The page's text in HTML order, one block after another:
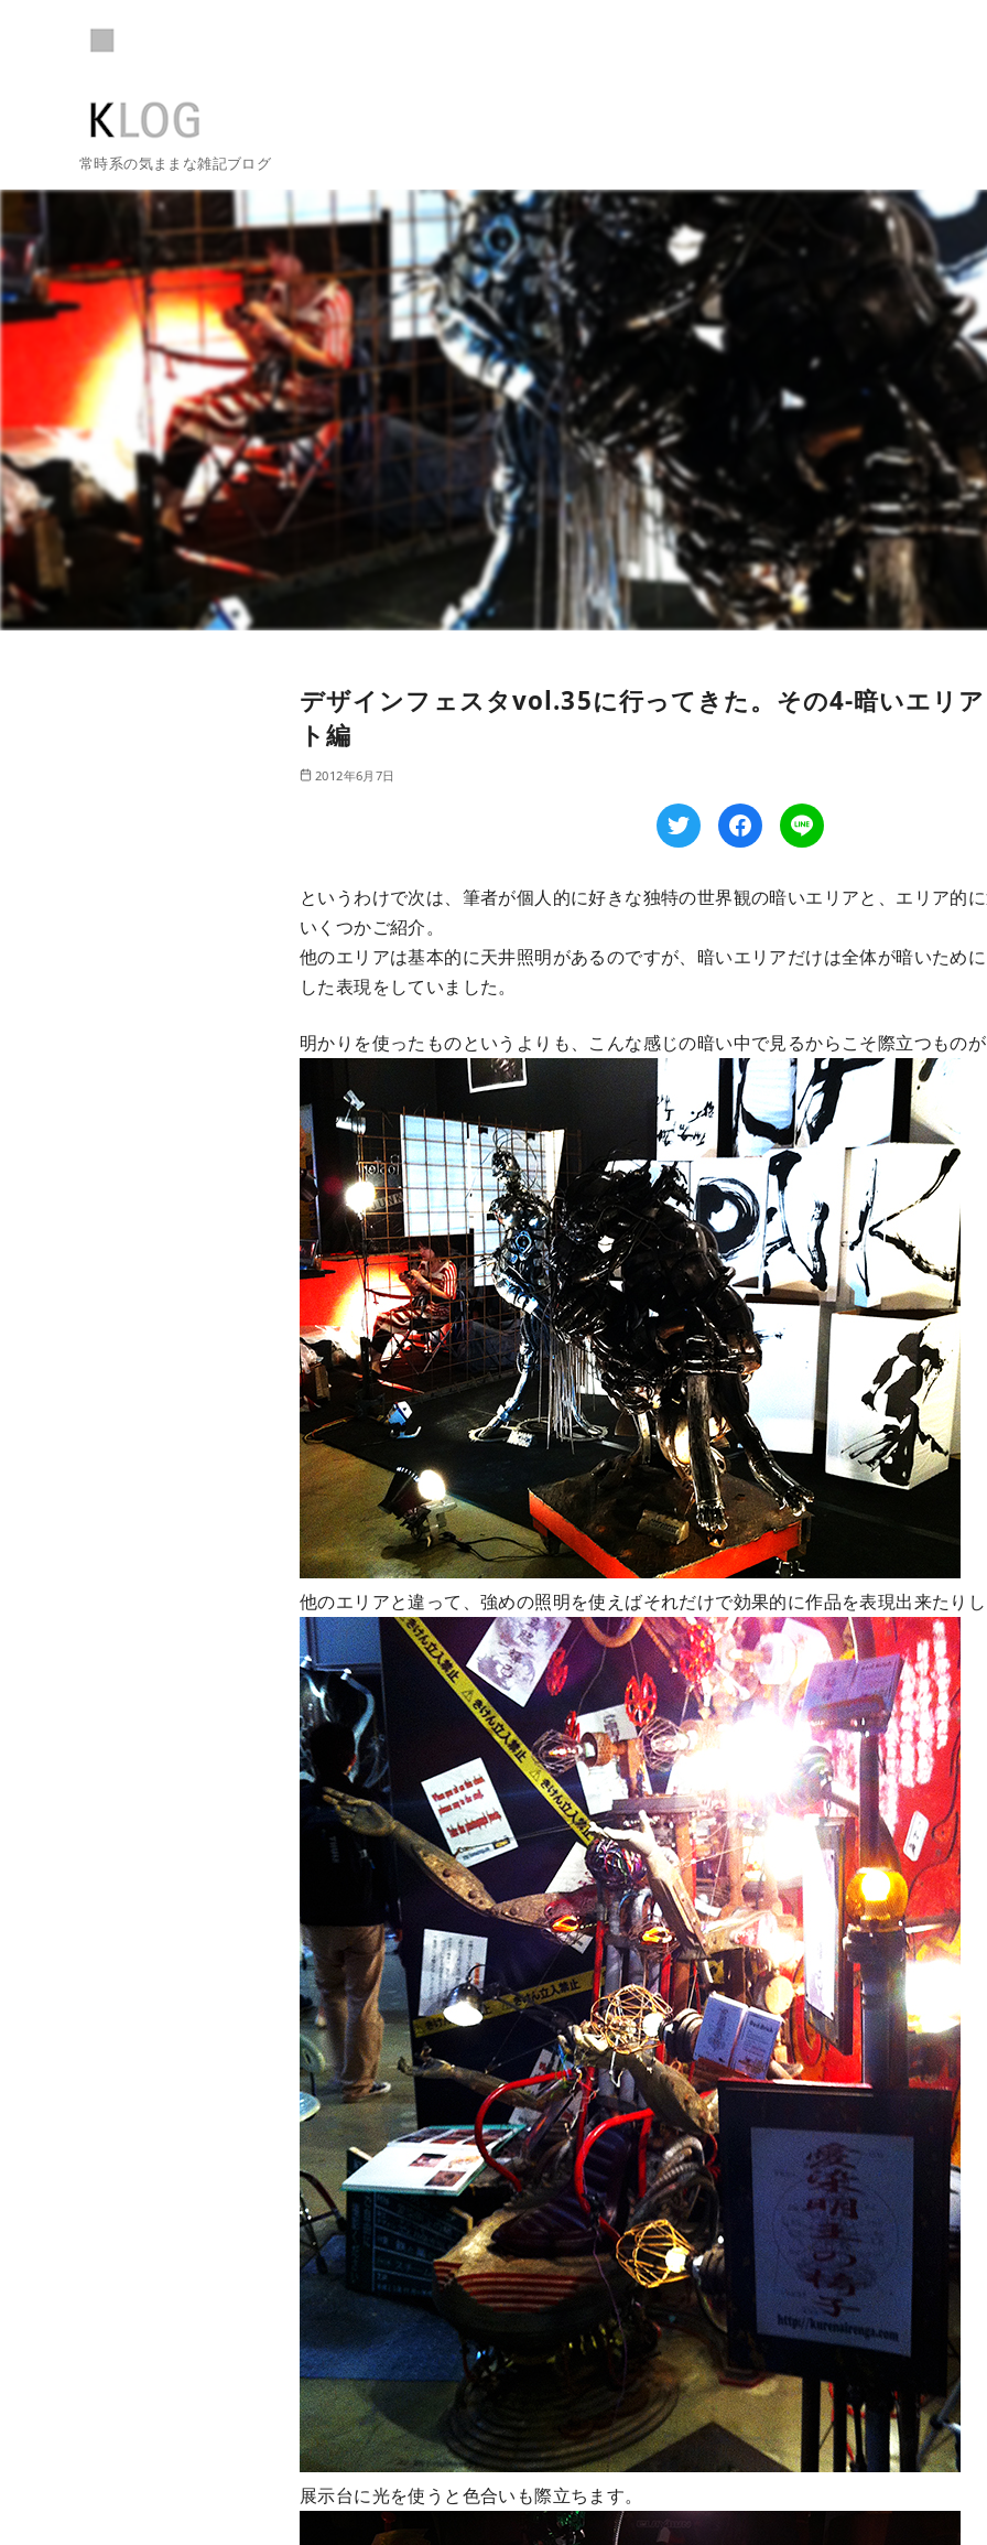
常時系の気ままな雑記ブログ
デザインフェスタvol.35に行ってきた。その4-暗いエリ
ト編
2012年6月7日
というわけで次は、筆者が個人的に好きな独特の世界観の暗いエリアと、エリア的
いくつかご紹介。
他のエリアは基本的に天井照明があるのですが、暗いエリアだけは全体が暗いため
した表現をしていました。
明かりを使ったものというよりも、こんな感じの暗い中で見るからこそ際立つもの
他のエリアと違って、強めの照明を使えばそれだけで効果的に作品を表現出来たり
展示台に光を使うと色合いも際立ちます。